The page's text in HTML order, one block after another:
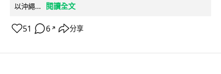
以沖繩...
閱讀全文
51 6 ↗ 分享